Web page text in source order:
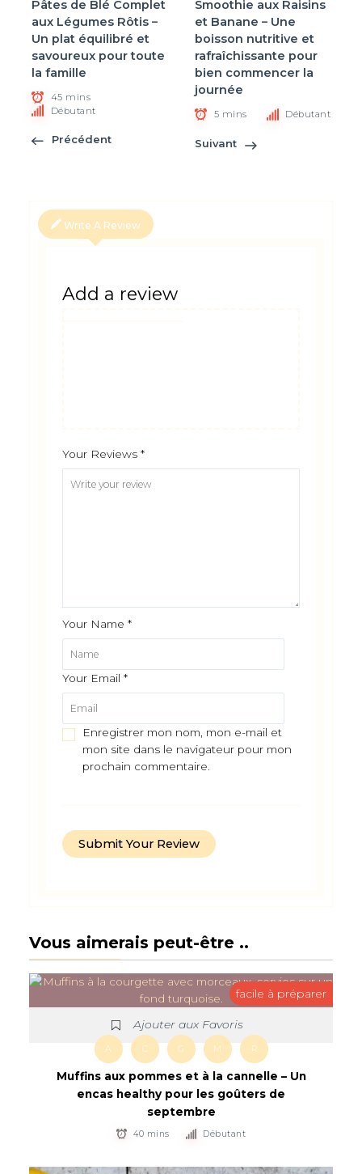
Pâtes de Blé Complet
aux Légumes Rôtis –
Un plat équilibré et
savoureux pour toute
la famille
45 mins
Débutant
Précédent
Smoothie aux Raisins
et Banane – Une
boisson nutritive et
rafraîchissante pour
bien commencer la
journée
5 mins Débutant
Suivant
Write A Review
Add a review
Your Reviews*
Your Name*
Your Email*
Enregistrer mon nom, mon e-mail et
mon site dans le navigateur pour mon
prochain commentaire.
Vous aimerais peut-être ..
Ajouter aux Favoris
facile à préparer
A C G M R
Muffins aux pommes et à la cannelle – Un
encas healthy pour les goûters de
septembre
40 mins Débutant